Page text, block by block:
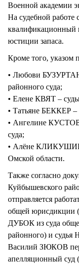
Военной академии
На судебной работе
квалификационный
юстиции запаса.
Кроме того, указом
• Любови
районного суда;
• Елене КВЯТ –
• Татьяне БЕККЕР –
• Ангелине
суда;
• Алёне
Омской области.
Также согласно
Куйбышевского
отправляется
общей юрисдикции
ДУБОК из суда
районного) и судья
Василий ЗЮКОВ
апелляционный суд